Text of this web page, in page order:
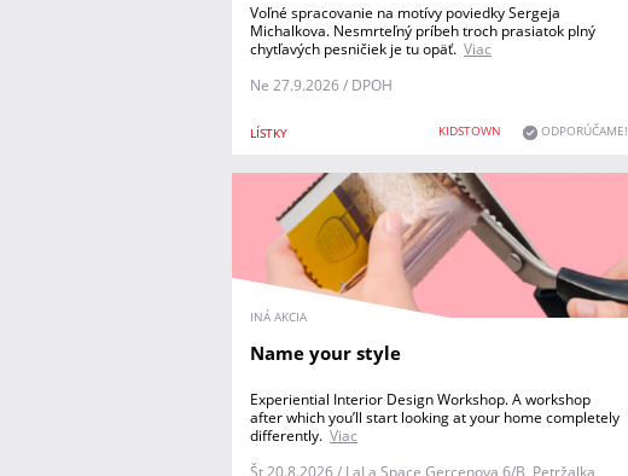
LÍSTKY
Voľné spracovanie na motívy poviedky Sergeja
Michalkova. Nesmrteľný príbeh troch prasiatok plný
chytľavých pesničiek je tu opäť. Viac
Ne 27.9.2026 / DPOH
KIDSTOWN ODPORÚČAME!
INÁ AKCIA
Name your style
Experiential Interior Design Workshop. A workshop
after which you’ll start looking at your home completely
differently. Viac
Št 20.8.2026 / LaLa Space Gercenova 6/B, Petržalka